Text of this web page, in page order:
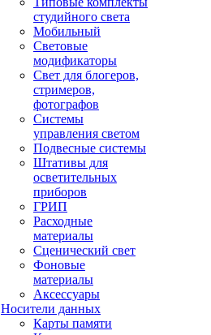
студийного света
Мобильный
Световые
модификаторы
Свет для блогеров,
стримеров,
фотографов
Системы
управления светом
Подвесные системы
Штативы для
осветительных
приборов
ГРИП
Расходные
материалы
Сценический свет
Фоновые
материалы
Аксессуары
Носители данных
Карты памяти